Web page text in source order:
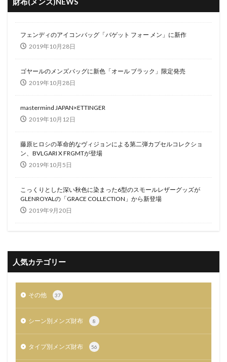
フェンディのアイコンバッグ「バゲット フォー メン」に新作
2019年10月28日
ゴヤールのメンズバッグに新色「オール ブラック」限定発売
2019年10月28日
mastermind JAPAN×ETTINGER
2019年10月12日
藤原ヒロシの革命的なヴィジョンによる第二弾カプセルコレクショ
ン、BVLGARI X FRGMTが登場
2019年10月5日
こっくりとした深い秋色に染まった6型のスモールレザーグッズが
GLENROYALの「GRACE COLLECTION」から新登場
2019年9月20日
人気カテゴリー
その他 37
シーン別メンズ財布 8
タイプ別メンズ財布 56